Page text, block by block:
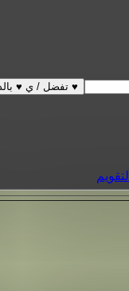
التقويم